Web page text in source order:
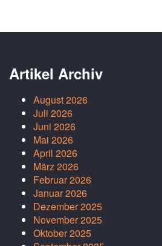
Artikel Archiv
August 2026
Juli 2026
Juni 2026
Mai 2026
April 2026
März 2026
Februar 2026
Januar 2026
Dezember 2025
November 2025
Oktober 2025